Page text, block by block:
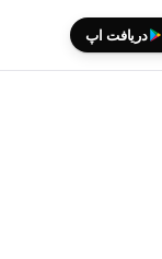
دریافت اپ